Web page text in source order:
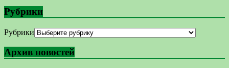
Рубрики
Рубрики
Архив новостей